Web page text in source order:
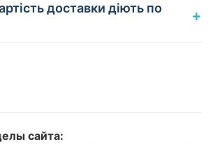
доставки діють по
+
сайта: